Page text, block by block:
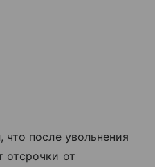
после увольнения
отсрочки от